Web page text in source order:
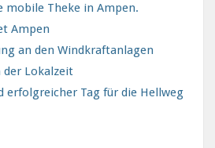
mobile Theke in Ampen.
Ampen
an den Windkraftanlagen
der Lokalzeit
erfolgreicher Tag für die Hellweg